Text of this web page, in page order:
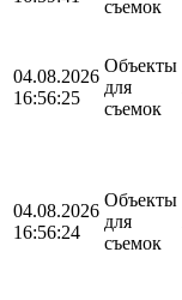
съемок
04.08.2026
16:56:25
Объекты
для
съемок
04.08.2026
16:56:24
Объекты
для
съемок